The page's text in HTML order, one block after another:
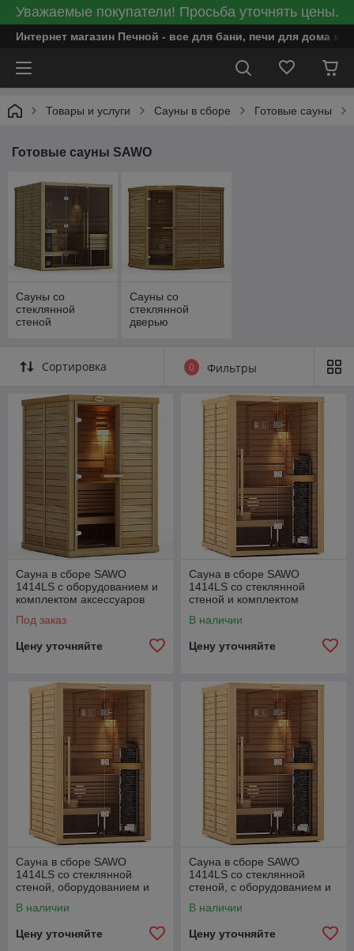
Уважаемые покупатели! Просьба уточнять цены.
Интернет магазин Печной - все для бани, печи для дома и
Товары и услуги Сауны в сборе Готовые сауны
Готовые сауны SAWO
Сауны со
стеклянной
стеной
Сауны со
стеклянной
дверью
Сортировка 0 Фильтры
Сауна в сборе SAWO
1414LS с оборудованием и
комплектом аксессуаров
Под заказ
Цену уточняйте
Сауна в сборе SAWO
1414LS со стеклянной
стеной и комплектом
В наличии
Цену уточняйте
Сауна в сборе SAWO
1414LS со стеклянной
стеной, оборудованием и
В наличии
Цену уточняйте
Сауна в сборе SAWO
1414LS со стеклянной
стеной, c оборудованием и
В наличии
Цену уточняйте